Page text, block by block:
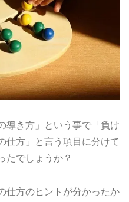
導き方」という事で「負け
仕方」と言う項目に分けて
たでしょうか？
仕方のヒントが分かったか